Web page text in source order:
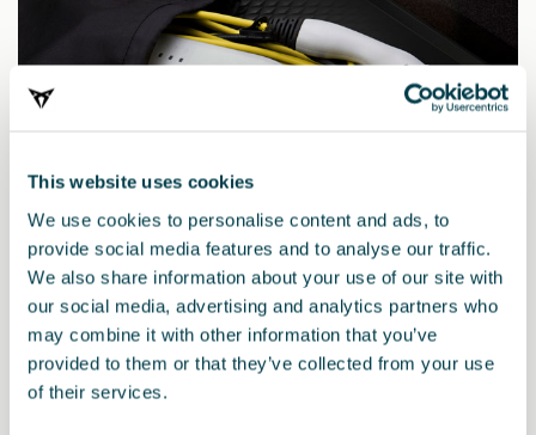
This website uses cookies
We use cookies to personalise content and ads, to
provide social media features and to analyse our traffic.
We also share information about your use of our site with
our social media, advertising and analytics partners who
may combine it with other information that you’ve
provided to them or that they’ve collected from your use
of their services.
000054412AS
Sada nabíjecího kabelu Mode 2 pro elektrická vozidla,
230 V 1 AC, max. 1,8 kW, Finsko, Francie